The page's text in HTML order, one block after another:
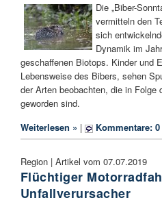
Die „Biber-
vermitteln den
sich
Dynamik im
geschaffenen Biotops. Kinder und
Lebensweise des Bibers, sehen
der Arten beobachten, die in
geworden sind.
Weiterlesen » | Kommentare: 0
Region | Artikel vom 07.07.2019
Flüchtiger
Unfallverursacher